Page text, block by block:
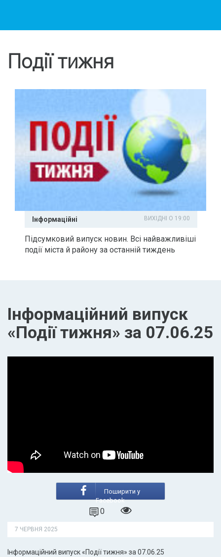
Події тижня
Інформаційні ВИХІДНІ О 19:00
Підсумковий випуск новин. Всі найважливіші
події міста й району за останній тиждень
Інформаційний випуск
«Події тижня» за 07.06.25
Поширити у
Facebook
0
7 ЧЕРВНЯ 2025
Інформаційний випуск «Події тижня» за 07.06.25